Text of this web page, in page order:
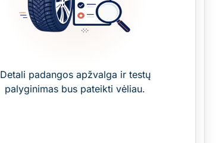
Detali padangos apžvalga ir testų
palyginimas bus pateikti vėliau.